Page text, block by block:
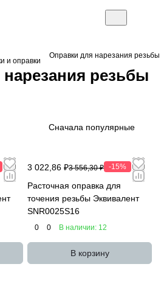
и оправки
Оправки для нарезания резьбы
резьбы
Сначала популярные
3 022,86 ₽3 556,30 ₽ -15%
Расточная оправка для
точения резьбы Эквивалент
SNR0025S16
0 0 В наличии: 12
В корзину